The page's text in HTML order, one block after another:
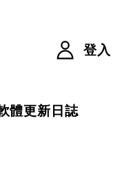
體更新日誌
登入